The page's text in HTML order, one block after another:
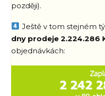
později).
Ještě v tom stejném
dny prodeje 2.224.286
objednávkách: